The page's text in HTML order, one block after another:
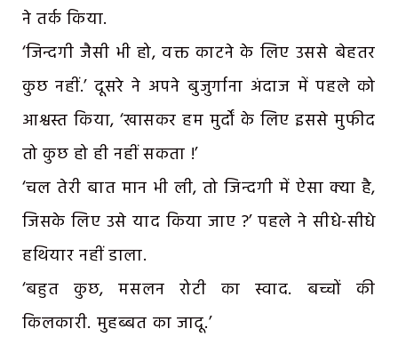
ने तर्क किया.
‘जिन्दगी जैसी भी हो, वक्त काटने के लिए उससे बेहतर
कुछ नहीं.’ दूसरे ने अपने बुजुर्गाना अंदाज में पहले को
आश्वस्त किया, ‘खासकर हम मुर्दों के लिए इससे मुफीद
तो कुछ हो ही नहीं सकता !’
‘चल तेरी बात मान भी ली, तो जिन्दगी में ऐसा क्या है,
जिसके लिए उसे याद किया जाए ?’ पहले ने सीधे-सीधे
हथियार नहीं डाला.
‘बहुत कुछ, मसलन रोटी का स्वाद. बच्चों की
किलकारी. मुहब्बत का जादू.’